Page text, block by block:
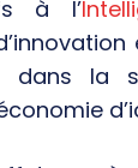
à l’
dans la